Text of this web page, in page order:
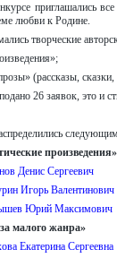
приглашались
любви к Родине.
творческие
(рассказы, сказки,
26 заявок, это и
произведения»
Денис Сергеевич
Игорь Валентинович
Юрий Максимович
малого жанра»
Екатерина Сергеевна